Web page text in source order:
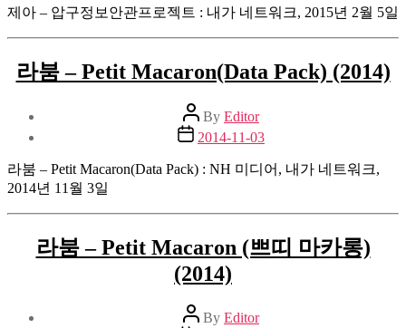
제아 – 압구정보안관프로젝트 : 내가 네트워크, 2015년 2월 5일
라붐 – Petit Macaron(Data Pack) (2014)
Post
author
By Editor
Post
date
2014-11-03
라붐 – Petit Macaron(Data Pack) : NH 미디어, 내가 네트워크,
2014년 11월 3일
라붐 – Petit Macaron (쁘띠 마카롱)
(2014)
PostBy Editor